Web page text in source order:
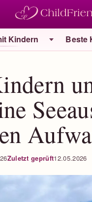
Kindern Beste
Zuletzt geprüft12.05.2026